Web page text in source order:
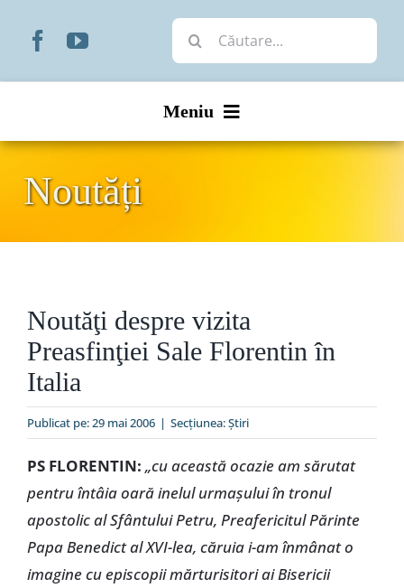
Cautare...
Meniu
Organizare
Liturgic
Special
Noutăți
Noutăţi despre vizita
Preasfinţiei Sale Florentin în
Italia
Publicat pe: 29 mai 2006 | Secțiunea:Ştiri
PS FLORENTIN: „cu această ocazie am sărutat
pentru întâia oară inelul urmaşului în tronul
apostolic al Sfântului Petru, Preafericitul Părinte
Papa Benedict al XVI-lea, căruia i-am înmânat o
imagine cu episcopii mărturisitori ai Bisericii